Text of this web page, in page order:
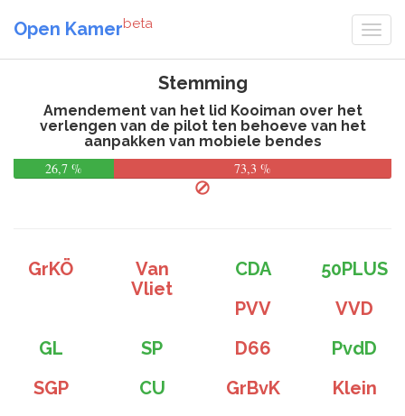
Open Kamerbeta
Stemming
Amendement van het lid Kooiman over het
verlengen van de pilot ten behoeve van het
aanpakken van mobiele bendes
26,7 %
73,3 %
GrKÖ
Van
Vliet
CDA
50PLUS
PVV
VVD
GL
SP D66
PvdD
SGP
CU GrBvK
Klein